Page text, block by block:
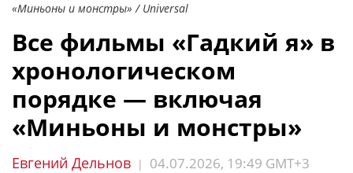
«Миньоны и монстры» / Universal
Все фильмы «Гадкий я» в
хронологическом
порядке — включая
«Миньоны и монстры»
Евгений Дельнов | 04.07.2026, 19:49 GMT+3